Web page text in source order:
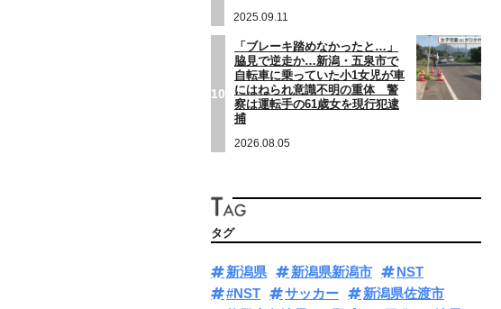
2025.09.11
10
「ブレーキ踏めなかったと…」
脇見で逆走か…新潟・五泉市で
自転車に乗っていた小1女児が車
にはねられ意識不明の重体 警
察は運転手の61歳女を現行犯逮
捕
2026.08.05
タグ
新潟県 新潟県新潟市
NST
#NST
サッカー
新潟県佐渡市